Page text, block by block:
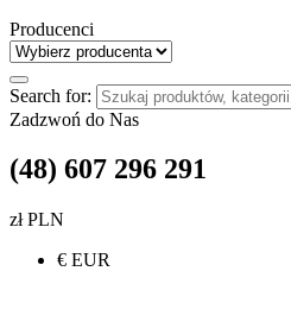
Producenci
Search for:
Zadzwoń do Nas
(48) 607 296 291
zł PLN
€ EUR